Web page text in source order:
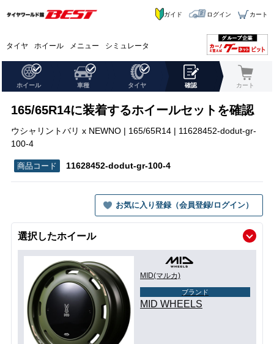
タイヤ ホイール メニュー シミュレータ
ガイド ログイン カート
ホイール 車種 タイヤ 確認 カート
165/65R14に装着するホイールセットを確認
ウシャリントバリ x NEWNO | 165/65R14 | 11628452-dodut-gr-
100-4
11628452-dodut-gr-100-4
お気に入り登録（会員登録/ログイン）
選択したホイール
MID(マルカ)
ブランド
MID WHEELS